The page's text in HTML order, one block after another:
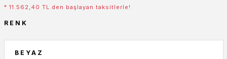
* 11.562,40 TL den başlayan taksitlerle!
RENK